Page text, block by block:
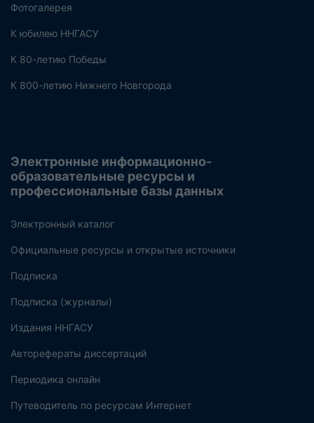
Фотогалерея
К юбилею ННГАСУ
К 80-летию Победы
К 800-летию Нижнего Новгорода
Электронные информационно-
образовательные ресурсы и
профессиональные базы данных
Электронный каталог
Официальные ресурсы и открытые источники
Подписка
Подписка (журналы)
Издания ННГАСУ
Авторефераты диссертаций
Периодика онлайн
Путеводитель по ресурсам Интернет